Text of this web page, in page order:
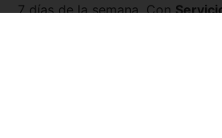
7 días de la semana. Con